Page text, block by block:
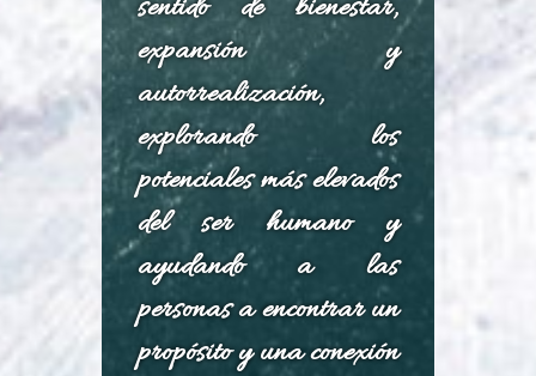
sentido de bienestar,
expansión y
autorrealización,
explorando los
potenciales más elevados
del ser humano y
ayudando a las
personas a encontrar un
propósito y una conexión